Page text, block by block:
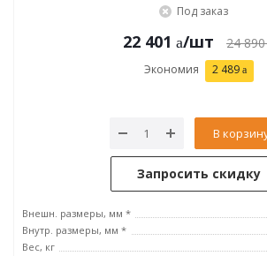
Под заказ
22 401 /шт 24 890
Экономия 2 489
В
Запросить скидку
Внешн. размеры, мм *
Внутр. размеры, мм *
Вес, кг